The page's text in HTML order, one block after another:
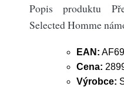
Popis produktu
Selected Homme
EAN:
Cena:
Výrobce: